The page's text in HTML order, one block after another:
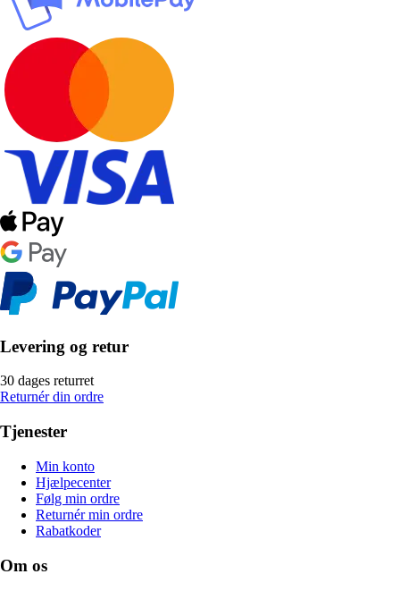
Levering og retur
30 dages returret
Returnér din ordre
Tjenester
Min konto
Hjælpecenter
Følg min ordre
Returnér min ordre
Rabatkoder
Om os